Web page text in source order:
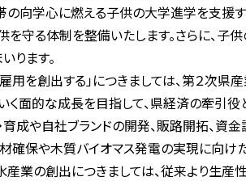
の向学心に燃える子供の大学進学を支援
を守る体制を整備いたします。さらに、
ります。
用を創出する」につきましては、第２次
く面的な成長を目指して、県経済の牽引
育成や自社ブランドの開発、販路開拓、資
確保や木質バイオマス発電の実現に向け
業の創出につきましては、従来より生産